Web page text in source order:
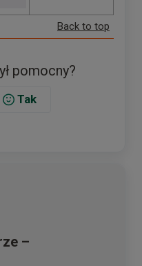
Back to top
pomocny?
Tak
–